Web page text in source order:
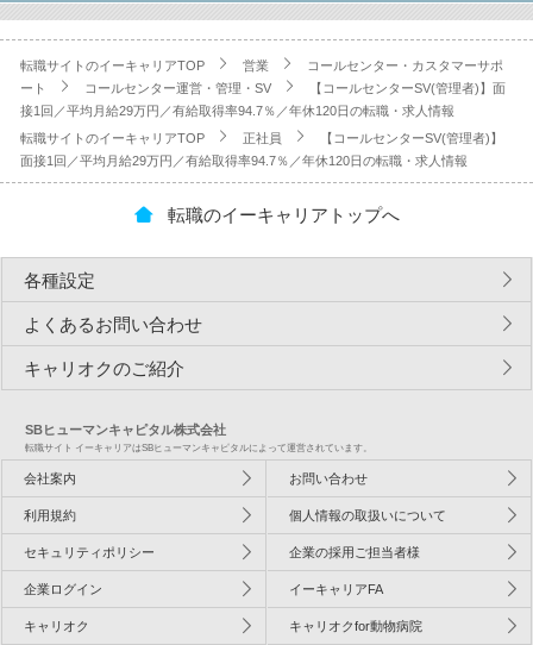
転職サイトのイーキャリアTOP 営業
コールセンター・カスタマーサポ
ート
コールセンター運営・管理・SV
【コールセンターSV(管理者)】面
接1回／平均月給29万円／有給取得率94.7％／年休120日の転職・求人情報
転職サイトのイーキャリアTOP
正社員
【コールセンターSV(管理者)】
面接1回／平均月給29万円／有給取得率94.7％／年休120日の転職・求人情報
転職のイーキャリアトップへ
各種設定
よくあるお問い合わせ
キャリオクのご紹介
SBヒューマンキャピタル株式会社
転職サイト イーキャリアはSBヒューマンキャピタルによって運営されています。
会社案内 お問い合わせ
利用規約 個人情報の取扱いについて
セキュリティポリシー 企業の採用ご担当者様
企業ログイン イーキャリアFA
キャリオク キャリオクfor動物病院